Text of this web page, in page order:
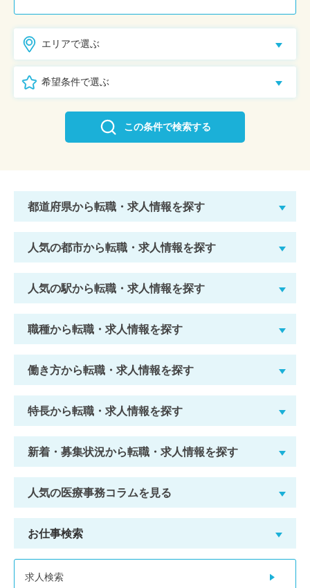
エリアで選ぶ
希望条件で選ぶ
この条件で検索する
都道府県から転職・求人情報を探す
人気の都市から転職・求人情報を探す
人気の駅から転職・求人情報を探す
職種から転職・求人情報を探す
働き方から転職・求人情報を探す
特長から転職・求人情報を探す
新着・募集状況から転職・求人情報を探す
人気の医療事務コラムを見る
お仕事検索
求人検索